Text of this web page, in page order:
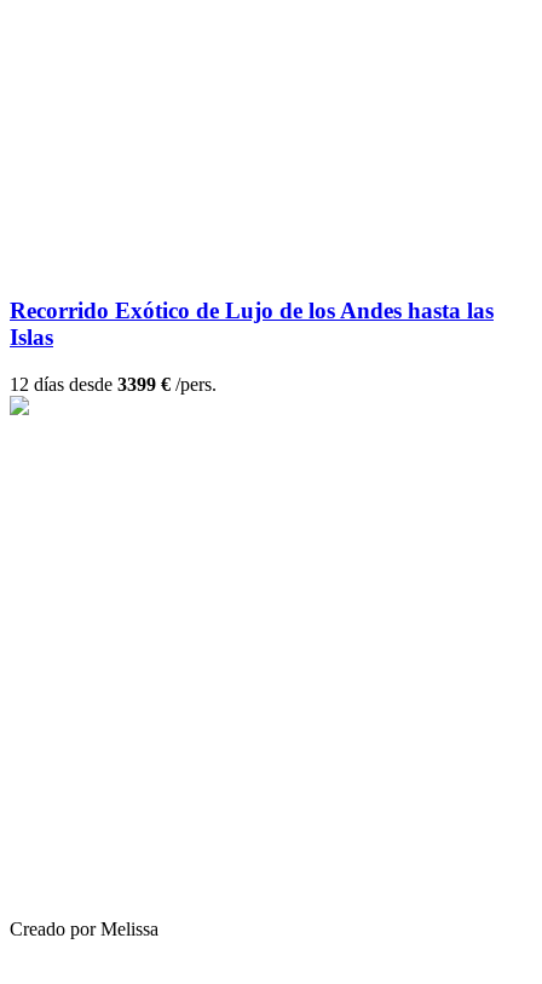
Recorrido Exótico de Lujo de los Andes hasta las
Islas
12 días desde 3399 € /pers.
Creado por Melissa